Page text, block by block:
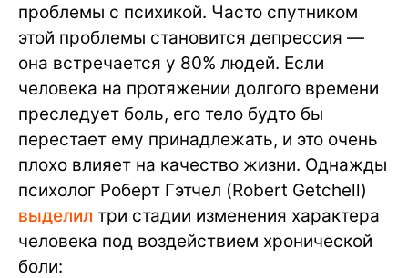
проблемы с психикой. Часто спутником
этой проблемы становится депрессия —
она встречается у 80% людей. Если
человека на протяжении долгого времени
преследует боль, его тело будто бы
перестает ему принадлежать, и это очень
плохо влияет на качество жизни. Однажды
психолог Роберт Гэтчел (Robert Getchell)
выделил три стадии изменения характера
человека под воздействием хронической
боли: